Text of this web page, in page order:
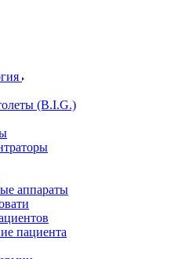
(B.I.G.)
аппараты
пациента